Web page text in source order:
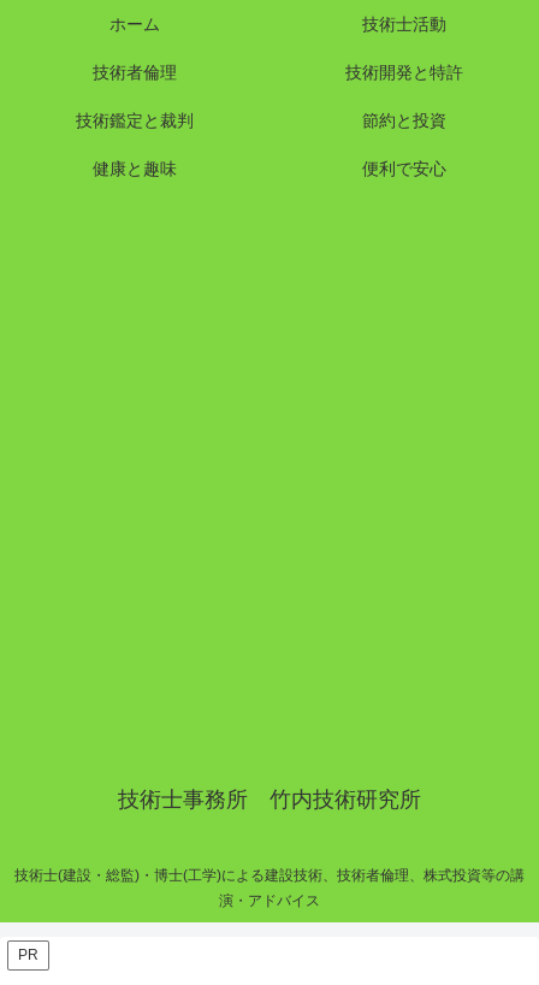
技術士事務所 竹内技術研究所
技術士(建設・総監)・博士(工学)による建設技術、技術者倫理、株式投資等の講
演・アドバイス
ホーム 技術士活動
技術者倫理 技術開発と特許
技術鑑定と裁判 節約と投資
健康と趣味 便利で安心
PR